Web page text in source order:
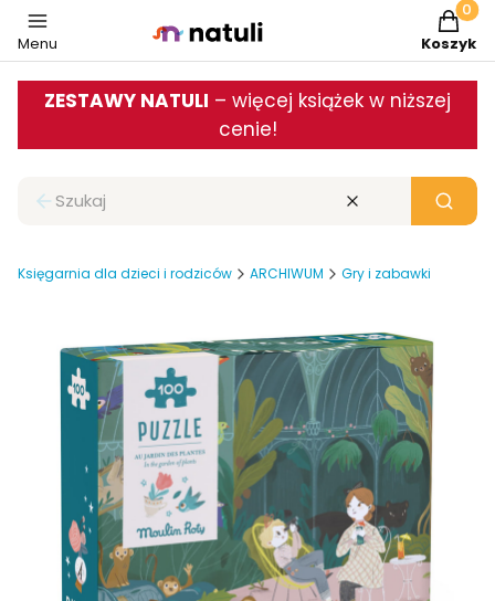
Menu Koszyk
ZESTAWY NATULI – więcej książek w niższej
cenie!
Zamknij wyszukiwarkę Wyczyść Szukaj
Księgarnia dla dzieci i rodziców ARCHIWUM Gry i zabawki